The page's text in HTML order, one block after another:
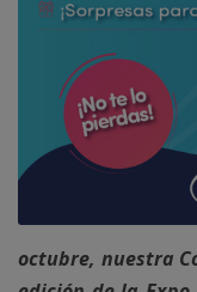
octubre, nuestra